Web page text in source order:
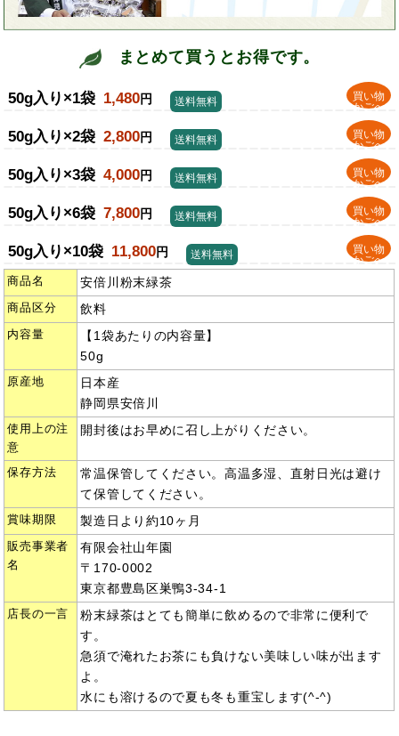
まとめて買うとお得です。
50g入り×1袋 1,480円
買い物
かごへ
送料無料
50g入り×2袋 2,800円
買い物
かごへ
送料無料
50g入り×3袋 4,000円
買い物
かごへ
送料無料
50g入り×6袋 7,800円
買い物
かごへ
送料無料
50g入り×10袋 11,800円
買い物
かごへ
送料無料
商品名 安倍川粉末緑茶
商品区分 飲料
内容量
【1袋あたりの内容量】
50g
原産地
日本産
静岡県安倍川
使用上の注
意
開封後はお早めに召し上がりください。
保存方法
常温保管してください。高温多湿、直射日光は避け
て保管してください。
賞味期限 製造日より約10ヶ月
販売事業者
名
有限会社山年園
〒170-0002
東京都豊島区巣鴨3-34-1
店長の一言
粉末緑茶はとても簡単に飲めるので非常に便利で
す。
急須で淹れたお茶にも負けない美味しい味が出ます
よ。
水にも溶けるので夏も冬も重宝します(^-^)